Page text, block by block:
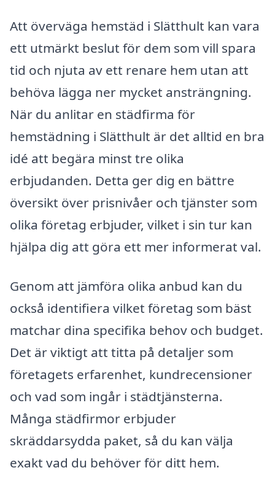
Att överväga hemstäd i Slätthult kan vara
ett utmärkt beslut för dem som vill spara
tid och njuta av ett renare hem utan att
behöva lägga ner mycket ansträngning.
När du anlitar en städfirma för
hemstädning i Slätthult är det alltid en bra
idé att begära minst tre olika
erbjudanden. Detta ger dig en bättre
översikt över prisnivåer och tjänster som
olika företag erbjuder, vilket i sin tur kan
hjälpa dig att göra ett mer informerat val.
Genom att jämföra olika anbud kan du
också identifiera vilket företag som bäst
matchar dina specifika behov och budget.
Det är viktigt att titta på detaljer som
företagets erfarenhet, kundrecensioner
och vad som ingår i städtjänsterna.
Många städfirmor erbjuder
skräddarsydda paket, så du kan välja
exakt vad du behöver för ditt hem.